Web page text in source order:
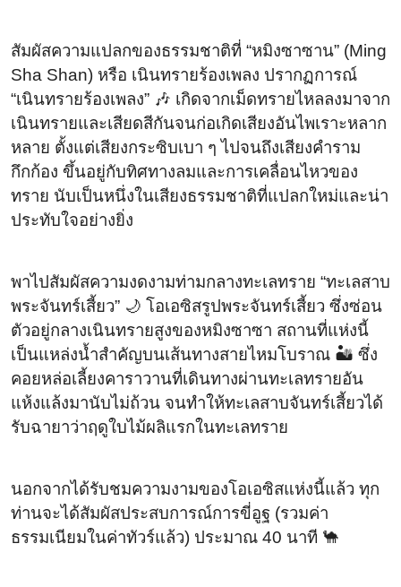
สัมผัสความแปลกของธรรมชาติที่ “หมิงซาซาน” (Ming
Sha Shan) หรือ เนินทรายร้องเพลง ปรากฏการณ์
“เนินทรายร้องเพลง” 🎶 เกิดจากเม็ดทรายไหลลงมาจาก
เนินทรายและเสียดสีกันจนก่อเกิดเสียงอันไพเราะหลาก
หลาย ตั้งแต่เสียงกระซิบเบา ๆ ไปจนถึงเสียงคำราม
กึกก้อง ขึ้นอยู่กับทิศทางลมและการเคลื่อนไหวของ
ทราย นับเป็นหนึ่งในเสียงธรรมชาติที่แปลกใหม่และน่า
ประทับใจอย่างยิ่ง
พาไปสัมผัสความงดงามท่ามกลางทะเลทราย “ทะเลสาบ
พระจันทร์เสี้ยว” 🌙 โอเอซิสรูปพระจันทร์เสี้ยว ซึ่งซ่อน
ตัวอยู่กลางเนินทรายสูงของหมิงซาซา สถานที่แห่งนี้
เป็นแหล่งน้ำสำคัญบนเส้นทางสายไหมโบราณ 🏜️ ซึ่ง
คอยหล่อเลี้ยงคาราวานที่เดินทางผ่านทะเลทรายอัน
แห้งแล้งมานับไม่ถ้วน จนทำให้ทะเลสาบจันทร์เสี้ยวได้
รับฉายาว่าฤดูใบไม้ผลิแรกในทะเลทราย
นอกจากได้รับชมความงามของโอเอซิสแห่งนี้แล้ว ทุก
ท่านจะได้สัมผัสประสบการณ์การขี่อูฐ (รวมค่า
ธรรมเนียมในค่าทัวร์แล้ว) ประมาณ 40 นาที 🐪